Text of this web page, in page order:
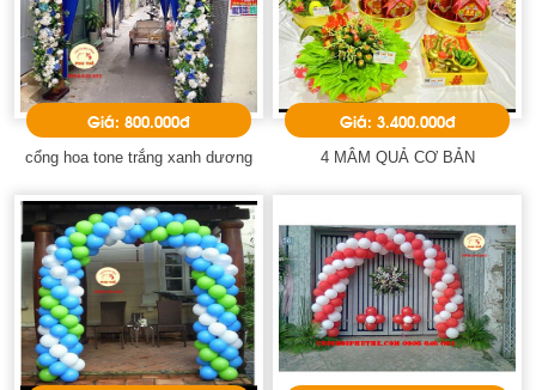
Giá: 800.000đ
cổng hoa tone trắng xanh dương
Giá: 3.400.000đ
4 MÂM QUẢ CƠ BẢN